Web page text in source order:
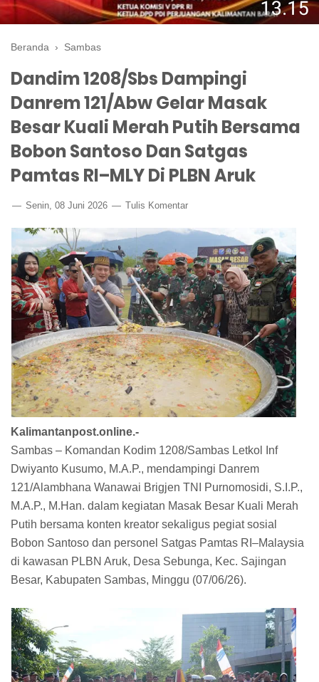
Beranda › Sambas
Dandim 1208/Sbs Dampingi
Danrem 121/Abw Gelar Masak
Besar Kuali Merah Putih Bersama
Bobon Santoso Dan Satgas
Pamtas RI–MLY Di PLBN Aruk
Senin, 08 Juni 2026 Tulis Komentar
Kalimantanpost.online.-
Sambas – Komandan Kodim 1208/Sambas Letkol Inf
Dwiyanto Kusumo, M.A.P., mendampingi Danrem
121/Alambhana Wanawai Brigjen TNI Purnomosidi, S.I.P.,
M.A.P., M.Han. dalam kegiatan Masak Besar Kuali Merah
Putih bersama konten kreator sekaligus pegiat sosial
Bobon Santoso dan personel Satgas Pamtas RI–Malaysia
di kawasan PLBN Aruk, Desa Sebunga, Kec. Sajingan
Besar, Kabupaten Sambas, Minggu (07/06/26).